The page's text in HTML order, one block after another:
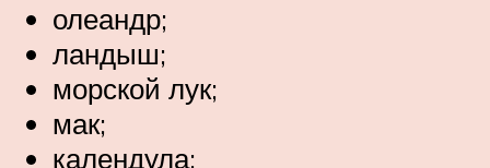
олеандр;
ландыш;
морской лук;
мак;
календула;